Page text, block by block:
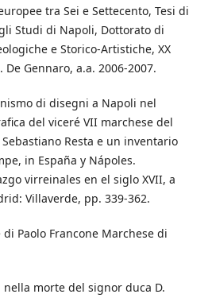
tra Sei e Settecento, Tesi di
Studi di Napoli, Dottorato di
e Storico-Artistiche, XX
Gennaro, a.a. 2006-2007.
di disegni a Napoli nel
del viceré VII marchese del
Resta e un inventario
in España y Nápoles.
virreinales en el siglo XVII, a
Villaverde, pp. 339-362.
di Paolo Francone Marchese di
nella morte del signor duca D.